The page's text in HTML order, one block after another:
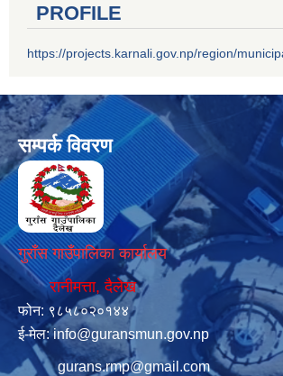
PROFILE
https://projects.karnali.gov.np/region/
सम्पर्क विवरण
गुराँस गाउँपालिका कार्यालय
रानीमत्ता, दैलेख
फोन: ९८५८०२०१४४
ई-मेल:info@guransmun.gov.np
gurans.rmp@gmail.com